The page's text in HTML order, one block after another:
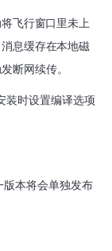
飞行窗口里未上
息缓存在本地磁
断网续传。
装时设置编译选项
版本将会单独发布